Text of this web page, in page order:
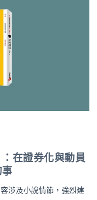
在證券化與動員
涉及小說情節，強烈建